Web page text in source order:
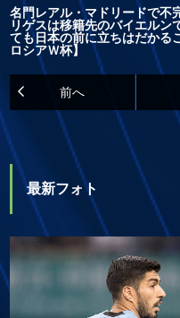
名門レアル・マドリードで不
リゲスは移籍先のバイエルン
ても日本の前に立ちはだかる
ロシアＷ杯】
前へ
最新フォト